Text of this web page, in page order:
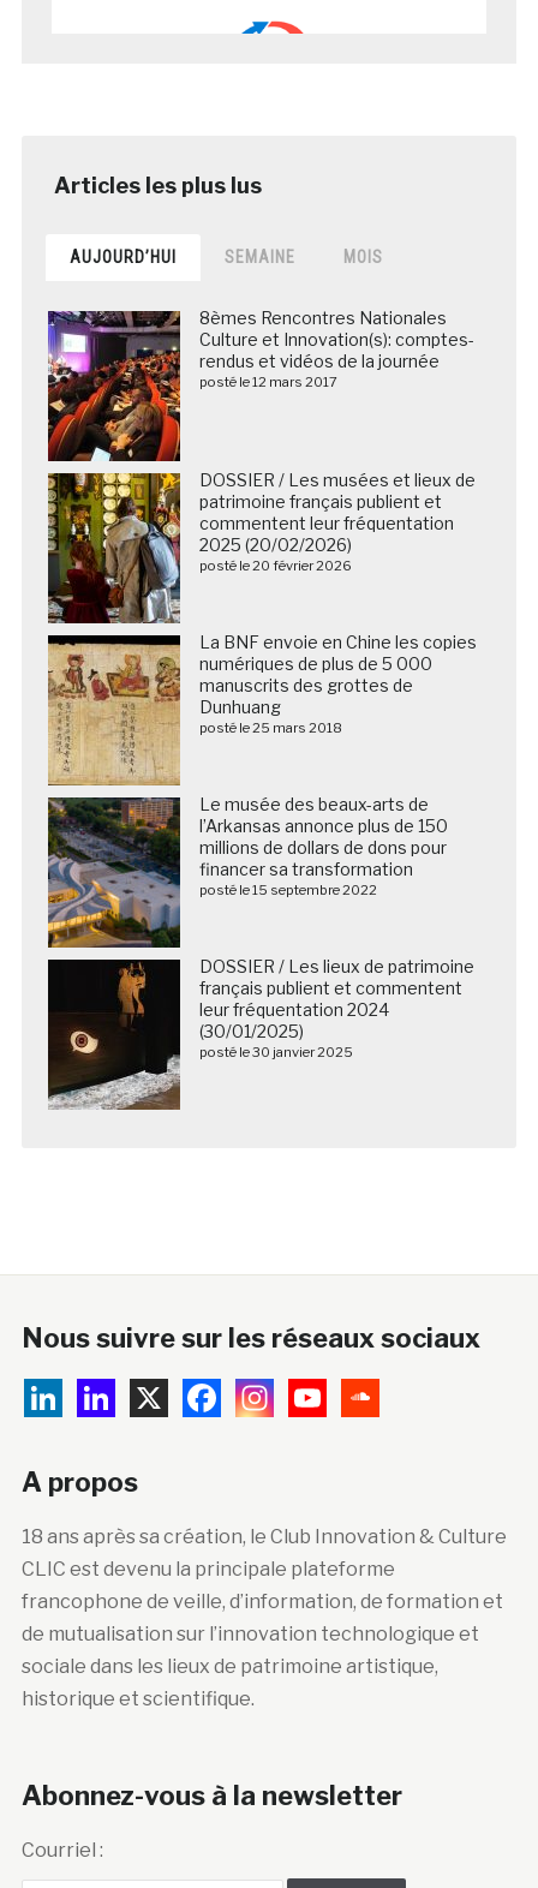
AUJOURD’HUI SEMAINE MOIS
8èmes Rencontres Nationales
Culture et Innovation(s): comptes-
rendus et vidéos de la journée
posté le 12 mars 2017
DOSSIER / Les musées et lieux de
patrimoine français publient et
commentent leur fréquentation
2025 (20/02/2026)
posté le 20 février 2026
La BNF envoie en Chine les copies
numériques de plus de 5 000
manuscrits des grottes de
Dunhuang
posté le 25 mars 2018
Le musée des beaux-arts de
l’Arkansas annonce plus de 150
millions de dollars de dons pour
financer sa transformation
posté le 15 septembre 2022
DOSSIER / Les lieux de patrimoine
français publient et commentent
leur fréquentation 2024
(30/01/2025)
posté le 30 janvier 2025
Nous suivre sur les réseaux sociaux
A propos
18 ans après sa création, le Club Innovation & Culture
CLIC est devenu la principale plateforme
francophone de veille, d’information, de formation et
de mutualisation sur l’innovation technologique et
sociale dans les lieux de patrimoine artistique,
historique et scientifique.
Abonnez-vous à la newsletter
Courriel :